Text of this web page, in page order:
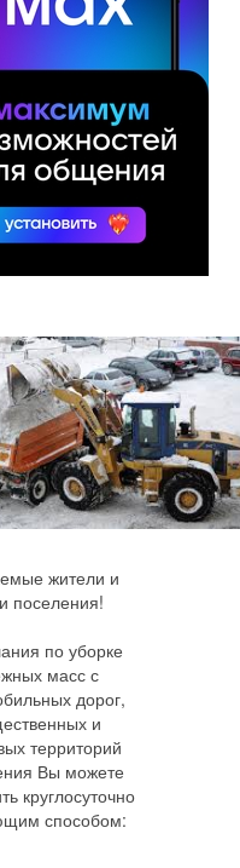
жители и
поселения!
по уборке
масс с
дорог,
и
территорий
Вы можете
круглосуточно
способом: